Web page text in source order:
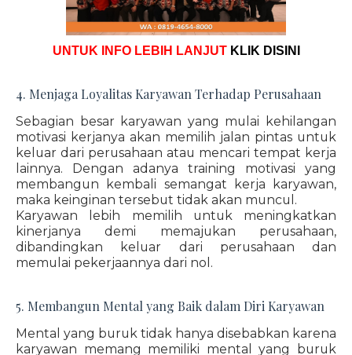
UNTUK INFO LEBIH LANJUT KLIK DISINI
4. Menjaga Loyalitas Karyawan Terhadap Perusahaan
Sebagian besar karyawan yang mulai kehilangan
motivasi kerjanya akan memilih jalan pintas untuk
keluar dari perusahaan atau mencari tempat kerja
lainnya. Dengan adanya training motivasi yang
membangun kembali semangat kerja karyawan,
maka keinginan tersebut tidak akan muncul.
Karyawan lebih memilih untuk meningkatkan
kinerjanya demi memajukan perusahaan,
dibandingkan keluar dari perusahaan dan
memulai pekerjaannya dari nol.
5. Membangun Mental yang Baik dalam Diri Karyawan
Mental yang buruk tidak hanya disebabkan karena
karyawan memang memiliki mental yang buruk